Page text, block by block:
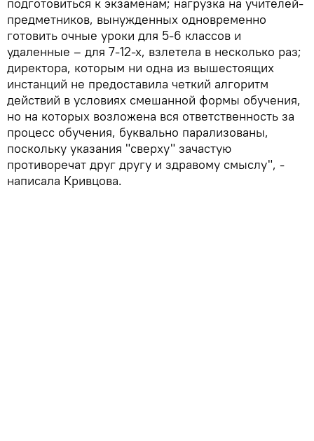
подготовиться к экзаменам; нагрузка на учителей-
предметников, вынужденных одновременно
готовить очные уроки для 5-6 классов и
удаленные – для 7-12-х, взлетела в несколько раз;
директора, которым ни одна из вышестоящих
инстанций не предоставила четкий алгоритм
действий в условиях смешанной формы обучения,
но на которых возложена вся ответственность за
процесс обучения, буквально парализованы,
поскольку указания "сверху" зачастую
противоречат друг другу и здравому смыслу", -
написала Кривцова.